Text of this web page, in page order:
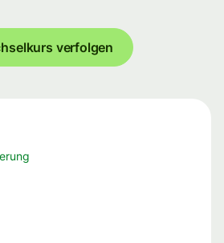
verfolgen